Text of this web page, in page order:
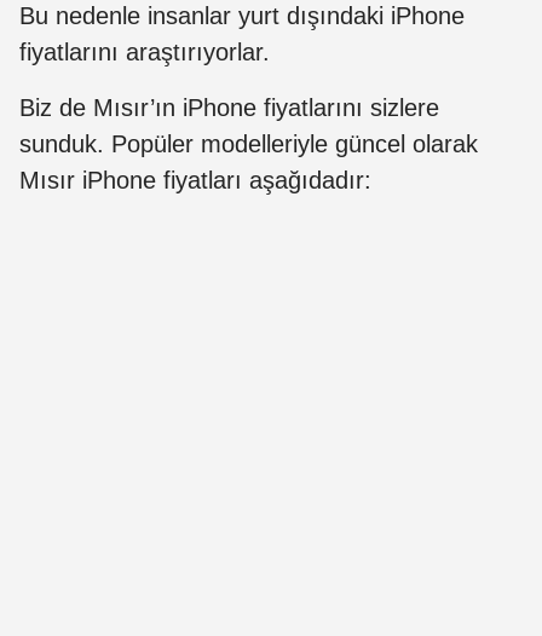
Bu nedenle insanlar yurt dışındaki iPhone
fiyatlarını araştırıyorlar.
Biz de Mısır’ın iPhone fiyatlarını sizlere
sunduk. Popüler modelleriyle güncel olarak
Mısır iPhone fiyatları aşağıdadır: